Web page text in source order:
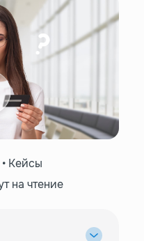
Кейсы
на чтение